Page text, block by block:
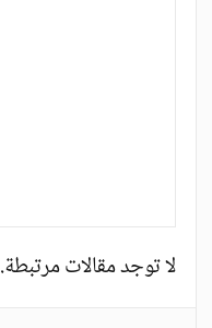
لا توجد مقالات مرتبطة.